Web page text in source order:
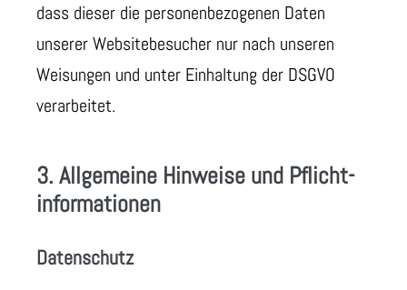
dass dieser die personenbezogenen Daten
unserer Websitebesucher nur nach unseren
Weisungen und unter Einhaltung der DSGVO
verarbeitet.
3. Allgemeine Hinweise und Pflicht­
informationen
Datenschutz